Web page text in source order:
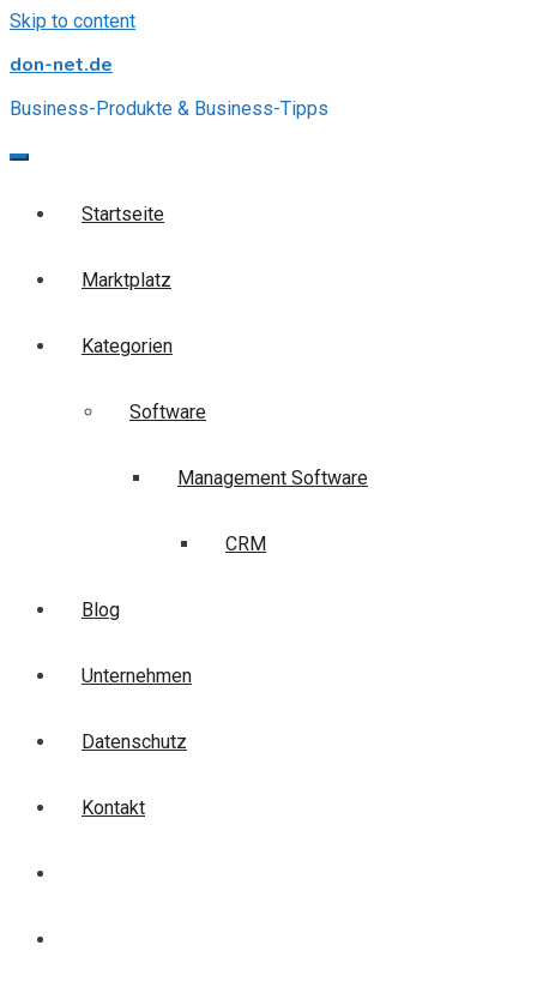
Skip to content
don-net.de
Business-Produkte & Business-Tipps
Startseite
Marktplatz
Kategorien
Software
Management Software
CRM
Blog
Unternehmen
Datenschutz
Kontakt